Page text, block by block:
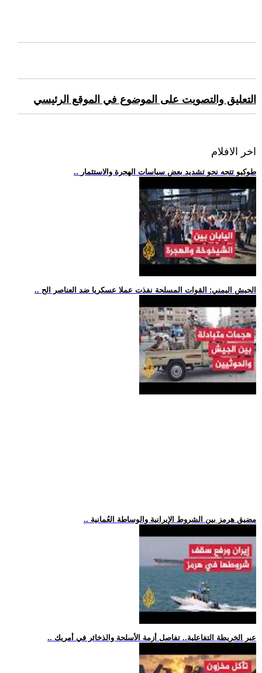
التعليق والتصويت على الموضوع في الموقع الرئيسي
اخر الافلام
.. طوكيو تتجه نحو تشديد بعض سياسات الهجرة والاستثمار
.. الجيش اليمني: القوات المسلحة نفذت عملا عسكريا ضد العناصر الح
.. مضيق هرمز بين الشروط الإيرانية والوساطة العُمانية
.. عبر الخريطة التفاعلية.. تفاصل أزمة الأسلحة والذخائر في أمريك